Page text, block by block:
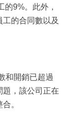
9%。此外，
的合同數以及
和開銷已超過
題，該公司正在
。